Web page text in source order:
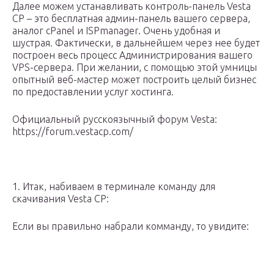
Далее можем устанавливать контроль-панель Vesta
CP – это бесплатная админ-панель вашего сервера,
аналог cPanel и ISPmanager. Очень удобная и
шустрая. Фактически, в дальнейшем через нее будет
построен весь процесс Администрирования вашего
VPS-сервера. При желании, с помощью этой умницы
опытный веб-мастер может построить целый бизнес
по предоставлении услуг хостинга.
Официальный русскоязычный форум Vesta:
https://forum.vestacp.com/
1. Итак, набиваем в терминале команду для
скачивания Vesta CP:
Если вы правильно набрали комманду, то увидите: